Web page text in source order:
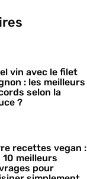
vin avec le filet
: les meilleurs
selon la
?
recettes vegan :
10 meilleurs
pour